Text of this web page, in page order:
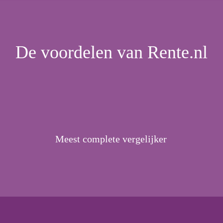
De voordelen van Rente.nl
Meest complete vergelijker